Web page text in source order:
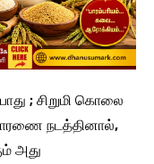
; சிறுமி கொலை
நடத்தினால்,
அது